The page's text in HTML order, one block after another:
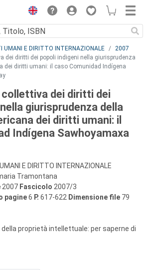
UMANI E DIRITTO INTERNAZIONALE
2007
dei diritti dei popoli indigeni nella giurisprudenza
dei diritti umani: il caso Comunidad Indígena
collettiva dei diritti dei
giurisprudenza della
dei diritti umani: il
Indígena Sawhoyamaxa
E DIRITTO INTERNAZIONALE
Tramontana
2007 Fascicolo 2007/3
pagine6 P. 617-622 Dimensione file 79
della proprietà intellettuale: per saperne di